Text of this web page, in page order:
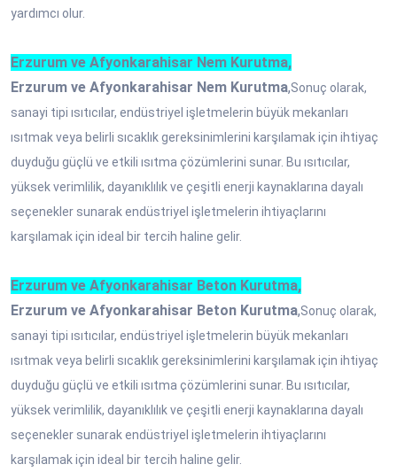
yardımcı olur.
Erzurum ve Afyonkarahisar Nem Kurutma,
Erzurum ve Afyonkarahisar Nem Kurutma,Sonuç olarak,
sanayi tipi ısıtıcılar, endüstriyel işletmelerin büyük mekanları
ısıtmak veya belirli sıcaklık gereksinimlerini karşılamak için ihtiyaç
duyduğu güçlü ve etkili ısıtma çözümlerini sunar. Bu ısıtıcılar,
yüksek verimlilik, dayanıklılık ve çeşitli enerji kaynaklarına dayalı
seçenekler sunarak endüstriyel işletmelerin ihtiyaçlarını
karşılamak için ideal bir tercih haline gelir.
Erzurum ve Afyonkarahisar Beton Kurutma,
Erzurum ve Afyonkarahisar Beton Kurutma,Sonuç olarak,
sanayi tipi ısıtıcılar, endüstriyel işletmelerin büyük mekanları
ısıtmak veya belirli sıcaklık gereksinimlerini karşılamak için ihtiyaç
duyduğu güçlü ve etkili ısıtma çözümlerini sunar. Bu ısıtıcılar,
yüksek verimlilik, dayanıklılık ve çeşitli enerji kaynaklarına dayalı
seçenekler sunarak endüstriyel işletmelerin ihtiyaçlarını
karşılamak için ideal bir tercih haline gelir.